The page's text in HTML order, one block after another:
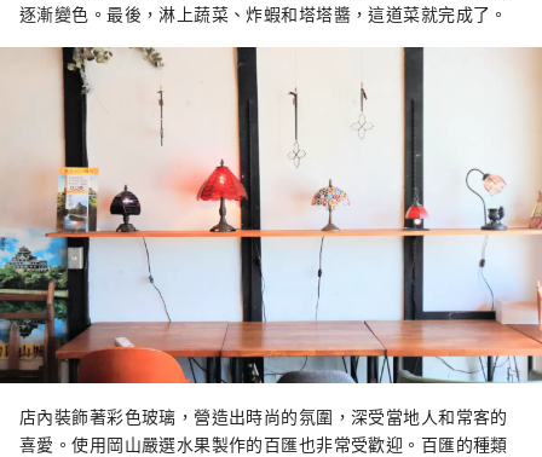
逐漸變色。最後，淋上蔬菜、炸蝦和塔塔醬，這道菜就完成了。
店內裝飾著彩色玻璃，營造出時尚的氛圍，深受當地人和常客的
喜愛。使用岡山嚴選水果製作的百匯也非常受歡迎。百匯的種類